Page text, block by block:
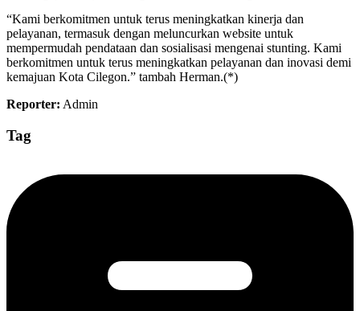
“Kami berkomitmen untuk terus meningkatkan kinerja dan
pelayanan, termasuk dengan meluncurkan website untuk
mempermudah pendataan dan sosialisasi mengenai stunting. Kami
berkomitmen untuk terus meningkatkan pelayanan dan inovasi demi
kemajuan Kota Cilegon.” tambah Herman.(*)
Reporter: Admin
Tag